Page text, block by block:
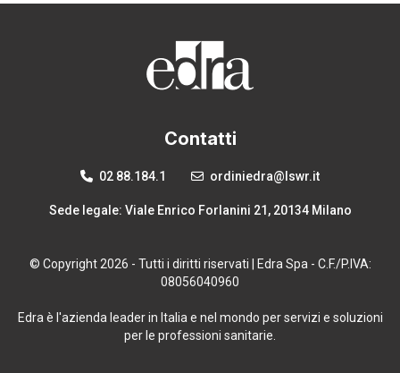
Contatti
02 88.184.1 ordiniedra@lswr.it
Sede legale: Viale Enrico Forlanini 21, 20134 Milano
© Copyright 2026 - Tutti i diritti riservati | Edra Spa - C.F./P.IVA:
08056040960
Edra è l'azienda leader in Italia e nel mondo per servizi e soluzioni
per le professioni sanitarie.